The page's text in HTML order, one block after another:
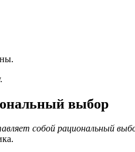
выбор
собой рациональный